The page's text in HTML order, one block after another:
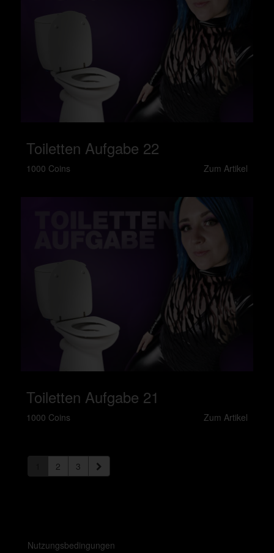
Toiletten Aufgabe 22
1000 Coins Zum Artikel
Toiletten Aufgabe 21
1000 Coins Zum Artikel
2 3
Nutzungsbedingungen